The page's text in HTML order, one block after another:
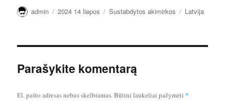
Autorius
admin Paskelbta
2024 14 liepos Kategorijos
Sustabdytos akimirkos Žymos
Latvija
Parašykite komentarą
El. pašto adresas nebus skelbiamas.Būtini laukeliai pažymėti *